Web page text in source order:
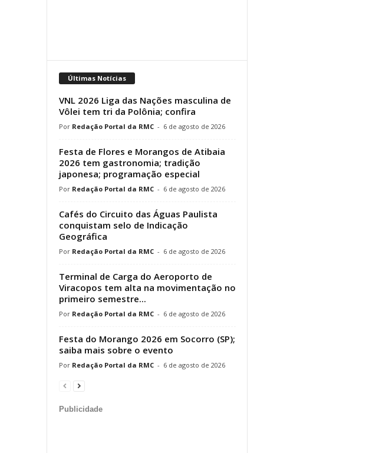
Últimas Notícias
VNL 2026 Liga das Nações masculina de
Vôlei tem tri da Polônia; confira
Redação Portal da RMC - 6 de agosto de 2026
Festa de Flores e Morangos de Atibaia
2026 tem gastronomia; tradição
japonesa; programação especial
Redação Portal da RMC - 6 de agosto de 2026
Cafés do Circuito das Águas Paulista
conquistam selo de Indicação
Geográfica
Redação Portal da RMC - 6 de agosto de 2026
Terminal de Carga do Aeroporto de
Viracopos tem alta na movimentação no
primeiro semestre...
Redação Portal da RMC - 6 de agosto de 2026
Festa do Morango 2026 em Socorro (SP);
saiba mais sobre o evento
Redação Portal da RMC - 6 de agosto de 2026
Publicidade